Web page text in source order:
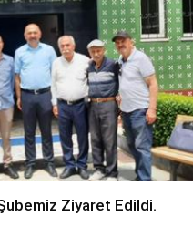
Ziyaret Edildi.